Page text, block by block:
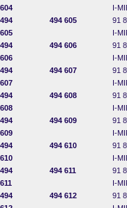
604
I-
494
605
494 605 91
I-
494
606
494 606 91
I-
494
607
494 607 91
I-
494
608
494 608 91
I-
494
609
494 609 91
I-
494
610
494 610 91
I-
494
611
494 611 91
I-
494
494 612 91